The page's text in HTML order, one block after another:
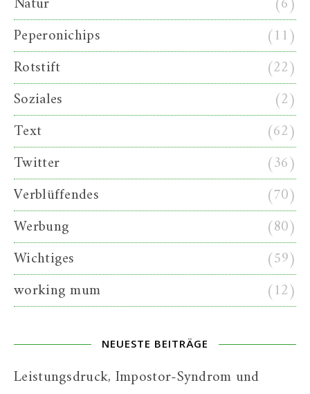
Peperonichips
(11)
Rotstift
(22)
Soziales
(2)
Text
(62)
Twitter
(36)
Verblüffendes
(70)
Werbung
(80)
Wichtiges
(59)
working mum
(12)
NEUESTE BEITRÄGE
Leistungsdruck, Impostor-Syndrom und